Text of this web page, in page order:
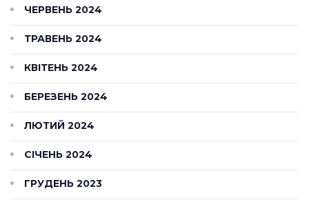
ЧЕРВЕНЬ 2024
ТРАВЕНЬ 2024
КВІТЕНЬ 2024
БЕРЕЗЕНЬ 2024
ЛЮТИЙ 2024
СІЧЕНЬ 2024
ГРУДЕНЬ 2023